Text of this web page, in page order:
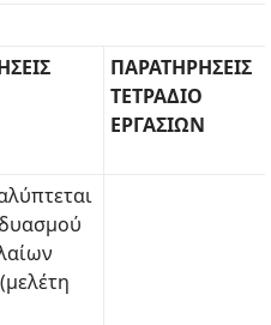
ΠΑΡΑΤΗΡΗΣΕΙΣ
ΤΕΤΡΑΔΙΟ
ΕΡΓΑΣΙΩΝ